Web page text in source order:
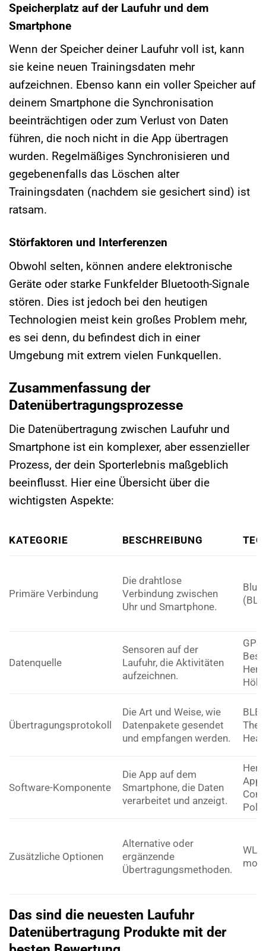
Speicherplatz auf der Laufuhr und dem
Smartphone
Wenn der Speicher deiner Laufuhr voll ist, kann
sie keine neuen Trainingsdaten mehr
aufzeichnen. Ebenso kann ein voller Speicher auf
deinem Smartphone die Synchronisation
beeinträchtigen oder zum Verlust von Daten
führen, die noch nicht in die App übertragen
wurden. Regelmäßiges Synchronisieren und
gegebenenfalls das Löschen alter
Trainingsdaten (nachdem sie gesichert sind) ist
ratsam.
Störfaktoren und Interferenzen
Obwohl selten, können andere elektronische
Geräte oder starke Funkfelder Bluetooth-Signale
stören. Dies ist jedoch bei den heutigen
Technologien meist kein großes Problem mehr,
es sei denn, du befindest dich in einer
Umgebung mit extrem vielen Funkquellen.
Zusammenfassung der
Datenübertragungsprozesse
Die Datenübertragung zwischen Laufuhr und
Smartphone ist ein komplexer, aber essenzieller
Prozess, der dein Sporterlebnis maßgeblich
beeinflusst. Hier eine Übersicht über die
wichtigsten Aspekte:
KATEGORIE BESCHREIBUNG
Primäre Verbindung
Die drahtlose
Verbindung zwischen
Uhr und Smartphone.
Datenquelle
Sensoren auf der
Laufuhr, die Aktivitäten
aufzeichnen.
GPS,
Übertragungsprotokoll
Die Art und Weise, wie
Datenpakete gesendet
und empfangen werden.
Software-Komponente
Die App auf dem
Smartphone, die Daten
verarbeitet und anzeigt.
Zusätzliche Optionen
Alternative oder
ergänzende
Übertragungsmethoden.
Das sind die neuesten Laufuhr
Datenübertragung Produkte mit der